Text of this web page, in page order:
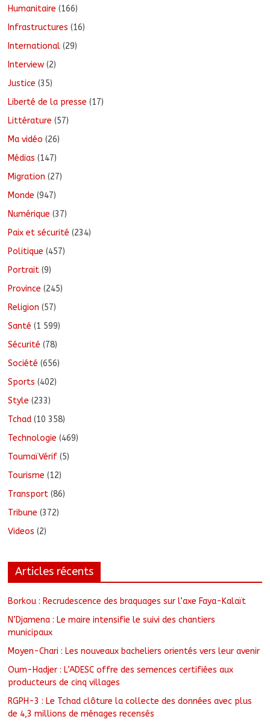
Humanitaire (166)
Infrastructures (16)
International (29)
Interview (2)
Justice (35)
Liberté de la presse (17)
Littérature (57)
Ma vidéo (26)
Médias (147)
Migration (27)
Monde (947)
Numérique (37)
Paix et sécurité (234)
Politique (457)
Portrait (9)
Province (245)
Religion (57)
Santé (1 599)
Sécurité (78)
Société (656)
Sports (402)
Style (233)
Tchad (10 358)
Technologie (469)
ToumaïVérif (5)
Tourisme (12)
Transport (86)
Tribune (372)
Videos (2)
Articles récents
Borkou : Recrudescence des braquages sur l’axe Faya-Kalaït
N’Djamena : Le maire intensifie le suivi des chantiers
municipaux
Moyen-Chari : Les nouveaux bacheliers orientés vers leur avenir
Oum-Hadjer : L’ADESC offre des semences certifiées aux
producteurs de cinq villages
RGPH-3 : Le Tchad clôture la collecte des données avec plus
de 4,3 millions de ménages recensés